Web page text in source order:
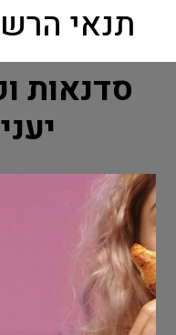
תנאי
סדנאות